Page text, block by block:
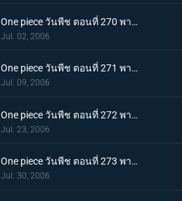
One piece วันพีช ตอนที่ 270 พากย์ไทย ศึกชิงโรบิ้น ลูฟี่ ปะทะ บรูโน่
Jul. 02, 2006
One piece วันพีช ตอนที่ 271 พากย์ไทย อย่าหยุดกับที่ จุดไฟตีโต้กลับไป!
Jul. 09, 2006
One piece วันพีช ตอนที่ 272 พากย์ไทย เบื้องหน้าลูฟี่! รวมพลกันที่ลานหน้าศาล!
Jul. 23, 2006
One piece วันพีช ตอนที่ 273 พากย์ไทย ปกป้องพวกพ้องทุกคนให้ได้! เดินหน้าเกียร์สอง!
Jul. 30, 2006